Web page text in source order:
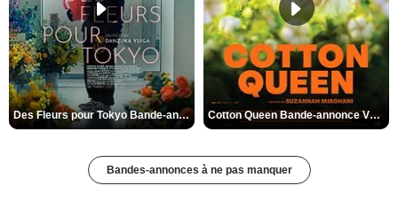
Des Fleurs pour Tokyo Bande-annonce VO STFR Cotton Queen Bande-annonce VO STFR
Bandes-annonces à ne pas manquer